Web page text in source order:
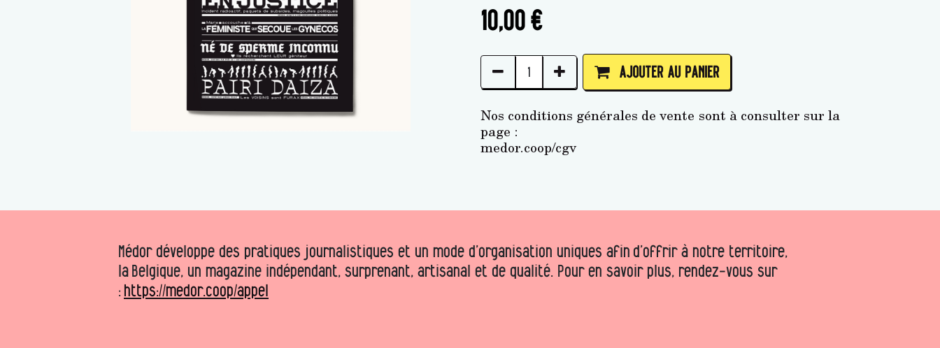
10,00€
AJOUTER AU PANIER
Nos conditions générales de vente sont à consulter sur la
page :
medor.coop/cgv
Médor développe des pratiques journalistiques et un mode d’organisation uniques afin d’offrir à notre territoire,
la Belgique, un magazine indépendant, surprenant, artisanal et de qualité. Pour en savoir plus, rendez-vous sur
: https://medor.coop/appel